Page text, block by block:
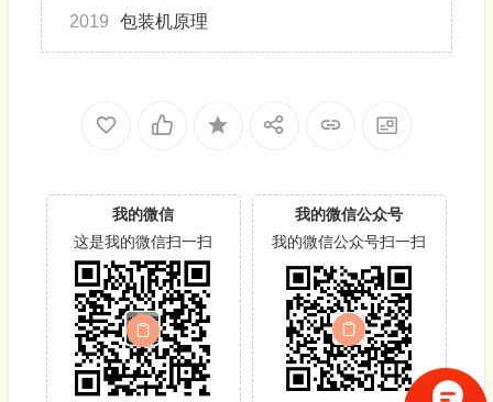
2019 包装机原理
我的微信
这是我的微信扫一扫
我的微信公众号
我的微信公众号扫一扫